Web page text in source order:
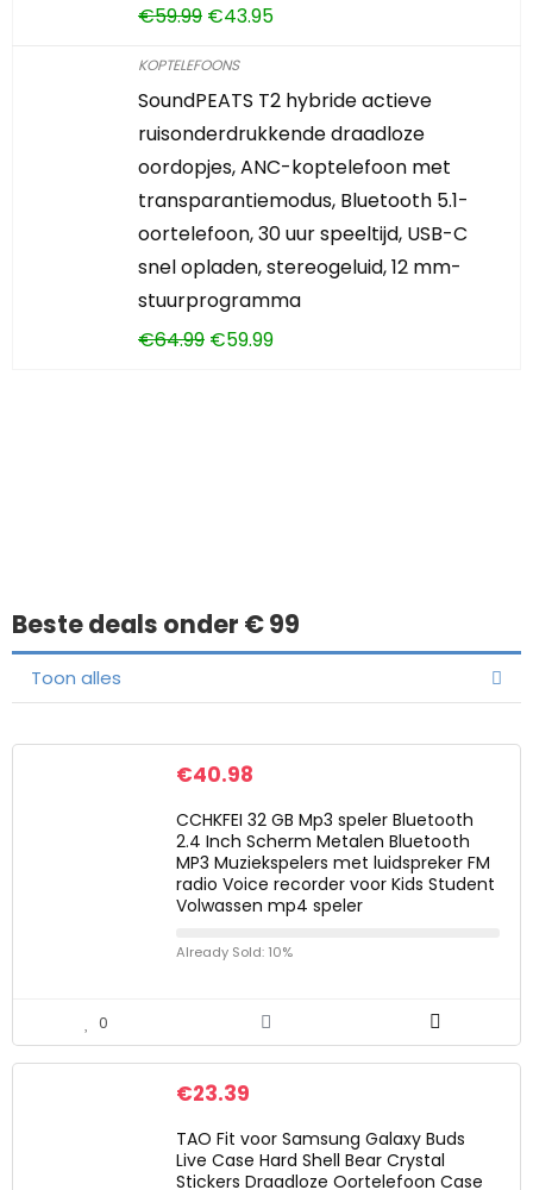
€59.99 €43.95
KOPTELEFOONS
SoundPEATS T2 hybride actieve
ruisonderdrukkende draadloze
oordopjes, ANC-koptelefoon met
transparantiemodus, Bluetooth 5.1-
oortelefoon, 30 uur speeltijd, USB-C
snel opladen, stereogeluid, 12 mm-
stuurprogramma
€64.99 €59.99
Beste deals onder € 99
Toon alles
€40.98
CCHKFEI 32 GB Mp3 speler Bluetooth
2.4 Inch Scherm Metalen Bluetooth
MP3 Muziekspelers met luidspreker FM
radio Voice recorder voor Kids Student
Volwassen mp4 speler
Already Sold: 10%
0
€23.39
TAO Fit voor Samsung Galaxy Buds
Live Case Hard Shell Bear Crystal
Stickers Draadloze Oortelefoon Case